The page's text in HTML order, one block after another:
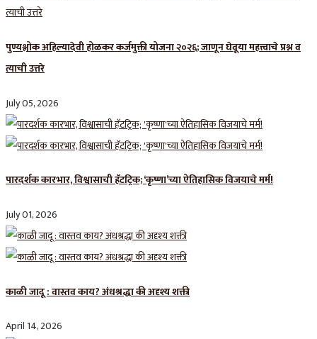
पुण्यश्लोक अहिल्यादेवी होळकर कर्जमुक्ती योजना २०२६; जाणून घेवूया महत्त्वाचे प्रश्न व
त्याची उत्तरे
July 05, 2026
पारदर्शक कारभार, विश्वासाची हॅटट्रिक; ‘कृष्णा’च्या ऐतिहासिक विजयाचे मर्म!
July 01, 2026
काळी जादू : वास्तव काय? अंधश्रद्धा की अदृश्य शक्ती
April 14, 2026